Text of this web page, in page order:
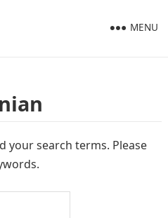
MENU
your search terms. Please